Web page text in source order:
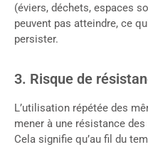
(éviers, déchets, espaces
peuvent pas atteindre, ce
persister.
3. Risque de
L’utilisation répétée des
mener à une résistance
Cela signifie qu’au fil du